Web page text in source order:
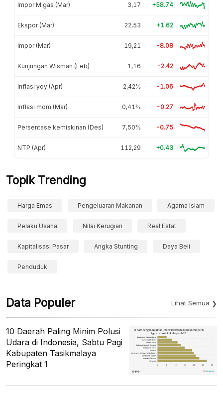
Impor Migas (Mar) 3,17 +58.74
Ekspor (Mar) 22,53 +1.62
Impor (Mar) 19,21 -8.08
Kunjungan Wisman (Feb) 1,16 -2.42
Inflasi yoy (Apr) 2,42% -1.06
Inflasi mom (Mar) 0,41% -0.27
Persentase kemiskinan (Des) 7,50% -0.75
NTP (Apr) 112,29 +0.43
Topik Trending
Harga Emas Pengeluaran Makanan Agama Islam
Pelaku Usaha Nilai Kerugian Real Estat
Kapitalisasi Pasar Angka Stunting Daya Beli
Penduduk
Data Populer Lihat Semua
10 Daerah Paling Minim Polusi
Udara di Indonesia, Sabtu Pagi
Kabupaten Tasikmalaya
Peringkat 1